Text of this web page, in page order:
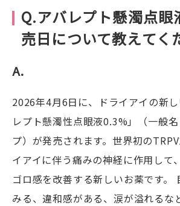
Q.アバレプト懸濁点
売日について教えてく
A.
2026年4月6日に、ドライアイの新
レプト懸濁性点眼液0.3%」（一般
プ）が発売されます。世界初の
イアイに伴う痛みの神経に作用して
ゴロ感を改善する新しいお薬です。
みる、違和感がある、涙が溢れるな